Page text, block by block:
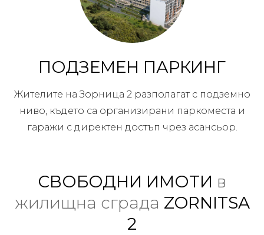
ПОДЗЕМЕН ПАРКИНГ
Жителите на Зорница 2 разполагат с подземно
ниво, където са организирани паркоместа и
гаражи с директен достъп чрез асансьор.
СВОБОДНИ ИМОТИ в
жилищна сграда ZORNITSA
2